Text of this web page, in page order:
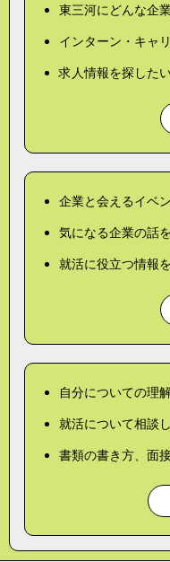
東三河にどんな企
インターン・キャ
求人情報を探した
企業と会えるイベ
気になる企業の話
就活に役立つ情報
自分についての理
就活について相談
書類の書き方、面